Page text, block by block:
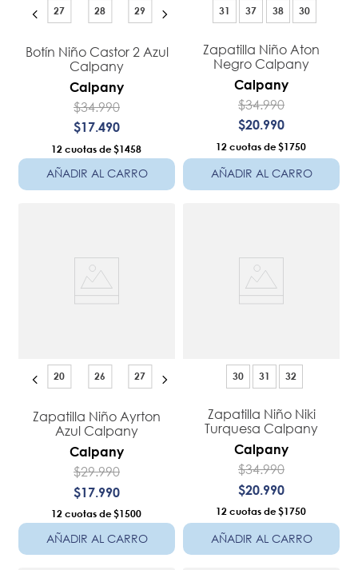
27 28 29
Botín Niño Castor 2 Azul
Calpany
Calpany
$34.990
$17.490
12 $1458
AÑADIR AL CARRO
31 37 38 30
Zapatilla Niño Aton
Negro Calpany
Calpany
$34.990
$20.990
12 $1750
AÑADIR AL CARRO
20 26 27
Zapatilla Niño Ayrton
Azul Calpany
Calpany
$29.990
$17.990
12 $1500
AÑADIR AL CARRO
30 31 32
Zapatilla Niño Niki
Turquesa Calpany
Calpany
$34.990
$20.990
12 $1750
AÑADIR AL CARRO